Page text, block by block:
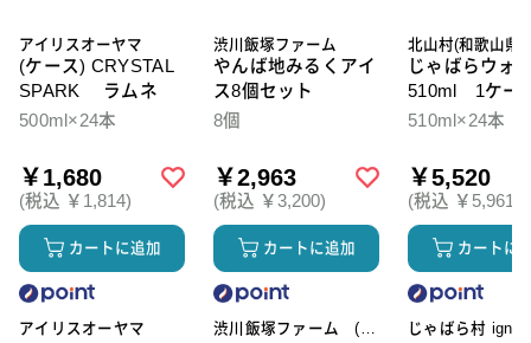
アイリスオーヤマ
(ケース) CRYSTAL
SPARK ラムネ
500ml×24本
￥1,680
(税込 ￥1,814)
カートに追加
アイリスオーヤマ
渋川飯塚ファーム
やんば地みるくアイ
ス8個セット
8個
￥2,963
(税込 ￥3,200)
カートに追加
渋川飯塚ファーム (ア
北山村(和歌山県)
じゃばらウォ
510ml 1ケー
本入
510ml×24本
￥5,520
(税込 ￥5,961)
カートに
じゃばら村